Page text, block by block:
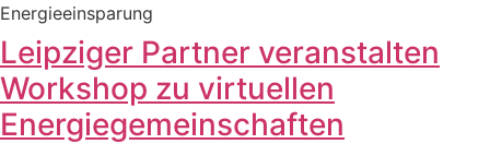
Energieeinsparung
Leipziger Partner veranstalten
Workshop zu virtuellen
Energiegemeinschaften